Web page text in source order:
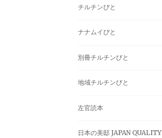
チルチンびと
ナナムイびと
別冊チルチンびと
地域チルチンびと
左官読本
日本の美邸 JAPAN QUALITY